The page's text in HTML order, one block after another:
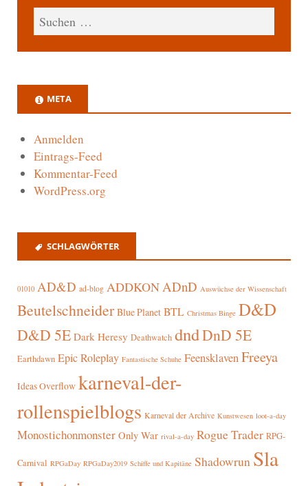
META
Anmelden
Eintrags-Feed
Kommentar-Feed
WordPress.org
SCHLAGWÖRTER
01010 AD&D ad-blog ADDKONADnD Auswüchse der Wissenschaft
Beutelschneider Blue Planet BTL Christmas Binge D&D
D&D 5E Dark Heresy Deathwatch dndDnD 5E
Earthdawn Epic Roleplay Fantastische Schuhe FeensklavenFreeya
Ideas Overflow karneval-der-
rollenspielblogs Karneval der Archive Kunstwesen loot-a-day
Monostichonmonster Only War rival-a-day Rogue Trader RPG-
Carnival RPGaDay RPGaDay2019 Schiffe und Kapitäne Shadowrun Sla